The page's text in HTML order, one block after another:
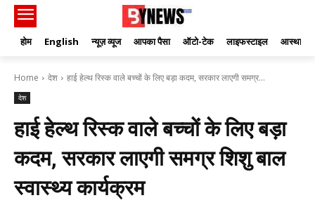
होम English न्यूज़ व्यूज आपका पैसा ऑटो-टेक लाइफस्टाइल आस्था
Home देश हाई हेल्थ रिस्क वाले बच्चों के लिए बड़ा कदम, सरकार लाएगी समग्र...
देश
हाई हेल्थ रिस्क वाले बच्चों के लिए बड़ा
कदम, सरकार लाएगी समग्र शिशु बाल
स्वास्थ्य कार्यक्रम